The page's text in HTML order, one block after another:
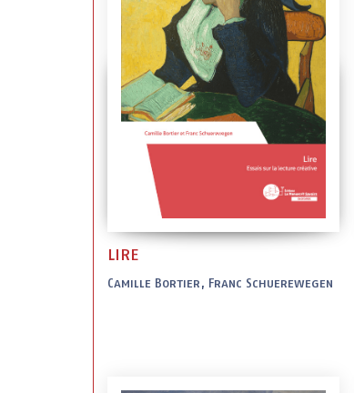
LIRE
Camille Bortier, Franc Schuerewegen